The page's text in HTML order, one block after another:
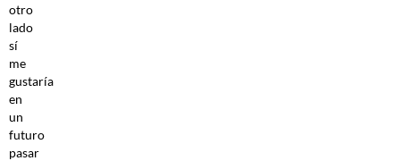
otro
lado
sí
me
gustaría
en
un
futuro
pasar